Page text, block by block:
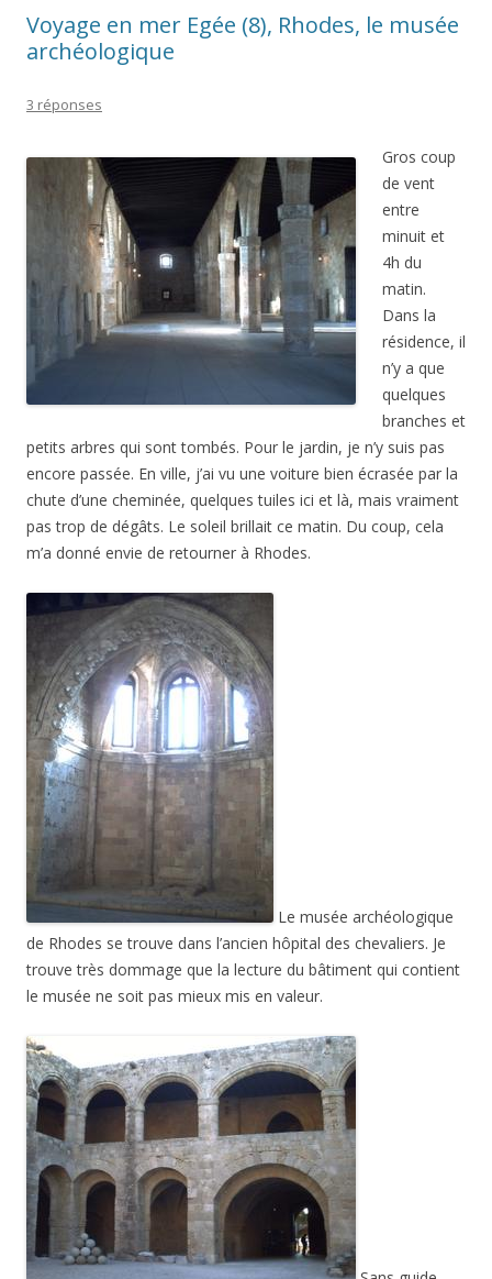
Voyage en mer Egée (8), Rhodes, le musée
archéologique
3 réponses
Gros coup
de vent
entre
minuit et
4h du
matin.
Dans la
résidence, il
n’y a que
quelques
branches et
petits arbres qui sont tombés. Pour le jardin, je n’y suis pas
encore passée. En ville, j’ai vu une voiture bien écrasée par la
chute d’une cheminée, quelques tuiles ici et là, mais vraiment
pas trop de dégâts. Le soleil brillait ce matin. Du coup, cela
m’a donné envie de retourner à Rhodes.
Le musée archéologique
de Rhodes se trouve dans l’ancien hôpital des chevaliers. Je
trouve très dommage que la lecture du bâtiment qui contient
le musée ne soit pas mieux mis en valeur.